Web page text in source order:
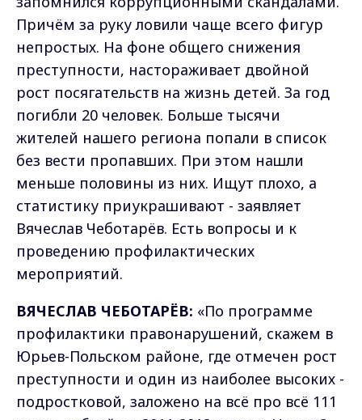
Причём за руку ловили чаще всего фигур
непростых. На фоне общего снижения
преступности, настораживает двойной
рост посягательств на жизнь детей. За год
погибли 20 человек. Больше тысячи
жителей нашего региона попали в список
без вести пропавших. При этом нашли
меньше половины из них. Ищут плохо, а
статистику приукрашивают - заявляет
Вячеслав Чеботарёв. Есть вопросы и к
проведению профилактических
мероприятий.
ВЯЧЕСЛАВ ЧЕБОТАРЁВ: «По программе
профилактики правонарушений, скажем в
Юрьев-Польском районе, где отмечен рост
преступности и один из наиболее высоких -
подростковой, заложено на всё про всё 111